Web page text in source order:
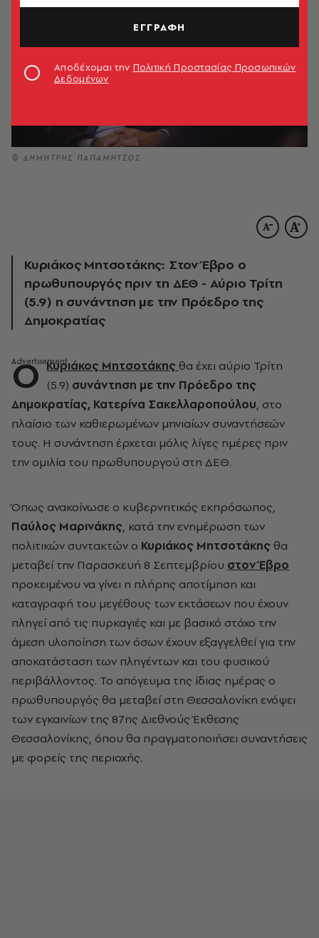
© ΔΗΜΗΤΡΗΣ ΠΑΠΑΜΗΤΣΟΣ
Κυριάκος Μητσοτάκης: Στον Έβρο ο
πρωθυπουργός πριν τη ΔΕΘ - Αύριο Τρίτη
(5.9) η συνάντηση με την Πρόεδρο της
Δημοκρατίας
Ο Κυριάκος Μητσοτάκης θα έχει αύριο Τρίτη
(5.9) συνάντηση με την Πρόεδρο της
Δημοκρατίας, Κατερίνα Σακελλαροπούλου, στο
πλαίσιο των καθιερωμένων μηνιαίων συναντήσεών
τους. Η συνάντηση έρχεται μόλις λίγες ημέρες πριν
την ομιλία του πρωθυπουργού στη ΔΕΘ.
Όπως ανακοίνωσε ο κυβερνητικός εκπρόσωπος,
Παύλος Μαρινάκης, κατά την ενημέρωση των
πολιτικών συντακτών ο Κυριάκος Μητσοτάκης θα
μεταβεί την Παρασκευή 8 Σεπτεμβρίου στον Έβρο
προκειμένου να γίνει η πλήρης αποτίμηση και
καταγραφή του μεγέθους των εκτάσεων που έχουν
πληγεί από τις πυρκαγιές και με βασικό στόχο την
άμεση υλοποίηση των όσων έχουν εξαγγελθεί για την
αποκατάσταση των πληγέντων και του φυσικού
περιβάλλοντος. Το απόγευμα της ίδιας ημέρας ο
πρωθυπουργός θα μεταβεί στη Θεσσαλονίκη ενόψει
των εγκαινίων της 87ης Διεθνούς Έκθεσης
Θεσσαλονίκης, όπου θα πραγματοποιήσει συναντήσεις
με φορείς της περιοχής.
ΕΓΓΡΑΦΗ
Αποδέχομαι την Πολιτική Προστασίας Προσωπικών
Δεδομένων